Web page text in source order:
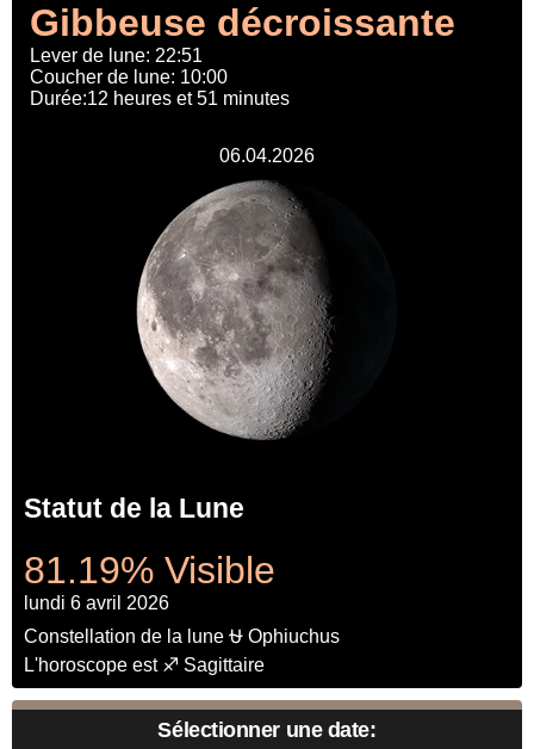
Gibbeuse décroissante
Lever de lune: 22:51
Coucher de lune: 10:00
Durée:12 heures et 51 minutes
06.04.2026
Statut de la Lune
81.19% Visible
lundi 6 avril 2026
Constellation de la lune ⛎ Ophiuchus
L'horoscope est ♐ Sagittaire
Sélectionner une date: